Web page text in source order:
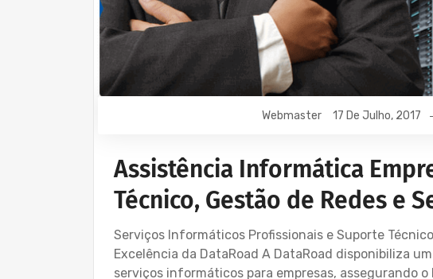
Webmaster 17 De Julho, 2017
Assistência Informática
Técnico, Gestão de Redes e
Serviços Informáticos Profissionais e Suporte
Excelência da DataRoad A DataRoad disponibiliza
serviços informáticos para empresas, assegurando